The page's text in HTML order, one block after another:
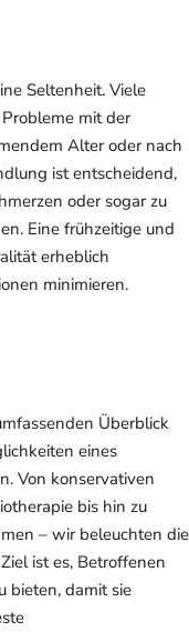
Seltenheit. Viele
mit der
Alter oder nach
ist entscheidend,
oder sogar zu
Eine frühzeitige und
erheblich
minimieren.
Überblick
eines
Von konservativen
bis hin zu
– wir beleuchten die
ist es, Betroffenen
bieten, damit sie